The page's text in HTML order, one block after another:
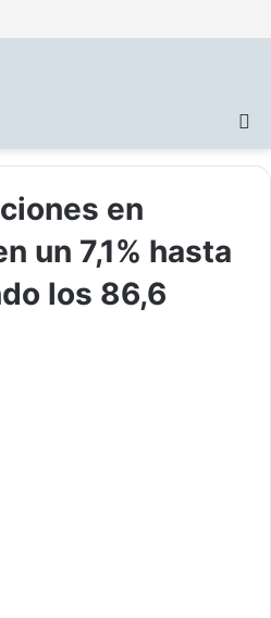
en
un 7,1% hasta
los 86,6